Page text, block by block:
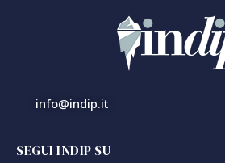
info@indip.it
SEGUI INDIP SU